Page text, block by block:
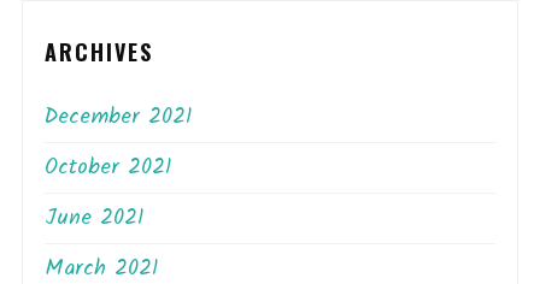
ARCHIVES
December 2021
October 2021
June 2021
March 2021